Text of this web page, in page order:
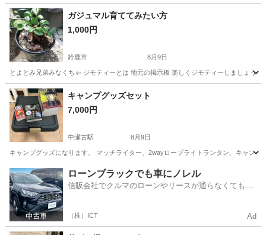
ガジュマル育ててみたい方
1,000円
鈴鹿市 8月9日
とよとみ兄弟みなくちゃ ジモティーとは 地元の掲示板 楽しくジモティーしましょう
三重 鈴鹿市
キャンプグッズセット
7,000円
中瀬古駅 8月9日
キャンプグッズになります。 マッチライター、2wayロープライトランタン、キャン
三重 鈴鹿市 中瀬古駅 その他 キャンピング
ローンブラックでも車にノレル
信販会社でクルマのローンやリースが通らなくてもク
（株）ICT Ad